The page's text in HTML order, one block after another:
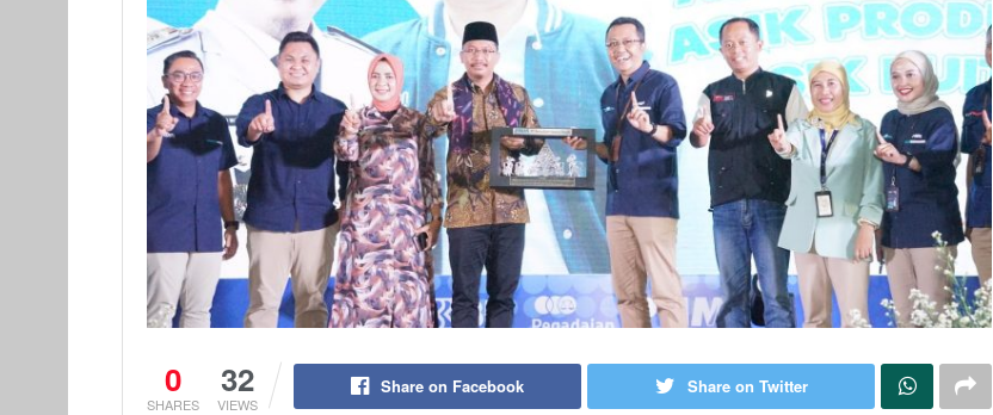
0
SHARES
32
VIEWS
Share on Facebook Share on Twitter